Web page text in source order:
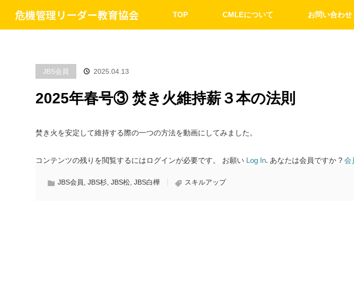
危機管理リーダー教育協会 TOP CMLEについて お問い合わせ
JBS会員 2025.04.13
2025年春号③ 焚き火維持薪３本の法則
焚き火を安定して維持する際の一つの方法を動画にしてみました。
コンテンツの残りを閲覧するにはログインが必要です。 お願い Log In. あなたは会員ですか ? 会
JBS会員 JBS杉 JBS松 JBS白樺 スキルアップ